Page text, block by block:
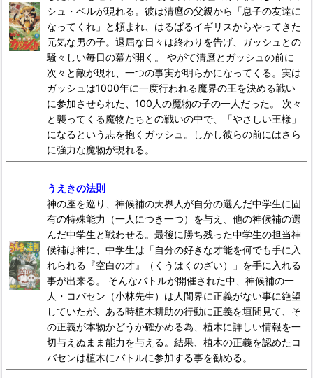
シュ・ベルが現れる。彼は清麿の父親から「息子の友達に
なってくれ」と頼まれ、はるばるイギリスからやってきた
元気な男の子。退屈な日々は終わりを告げ、ガッシュとの
騒々しい毎日の幕が開く。 やがて清麿とガッシュの前に
次々と敵が現れ、一つの事実が明らかになってくる。実は
ガッシュは1000年に一度行われる魔界の王を決める戦い
に参加させられた、100人の魔物の子の一人だった。 次々
と襲ってくる魔物たちとの戦いの中で、「やさしい王様」
になるという志を抱くガッシュ。しかし彼らの前にはさら
に強力な魔物が現れる。
うえきの法則
神の座を巡り、神候補の天界人が自分の選んだ中学生に固
有の特殊能力（一人につき一つ）を与え、他の神候補の選
んだ中学生と戦わせる。最後に勝ち残った中学生の担当神
候補は神に、中学生は「自分の好きな才能を何でも手に入
れられる『空白の才』（くうはくのざい）」を手に入れる
事が出来る。 そんなバトルが開催された中、神候補の一
人・コバセン（小林先生）は人間界に正義がない事に絶望
していたが、ある時植木耕助の行動に正義を垣間見て、そ
の正義が本物かどうか確かめる為、植木に詳しい情報を一
切与えぬまま能力を与える。結果、植木の正義を認めたコ
バセンは植木にバトルに参加する事を勧める。